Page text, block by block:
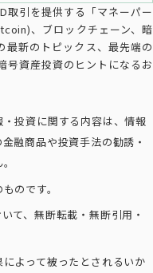
取引を提供する「マネーパー
、ブロックチェーン、暗
新のトピックス、最先端の
号資産投資のヒントになるお
投資に関する内容は、情報
融商品や投資手法の勧誘・
のです。
て、無断転載・無断引用・
よって被ったとされるいか